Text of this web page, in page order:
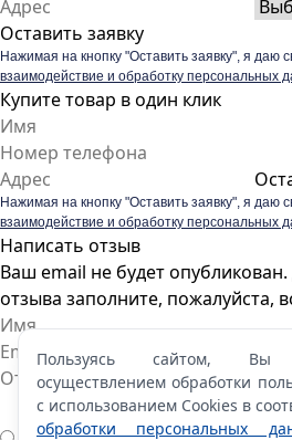
Оставить заявку
Нажимая на кнопку "Оставить заявку", я даю
взаимодействие и обработку персональных
Купите товар в один клик
Нажимая на кнопку "Оставить заявку", я даю
взаимодействие и обработку персональных
Написать отзыв
Ваш email не будет
отзыва заполните, пожалуйста,
Пользуясь сайтом, Вы
осуществлением обработки
с использованием Cookies в
обработки персональных